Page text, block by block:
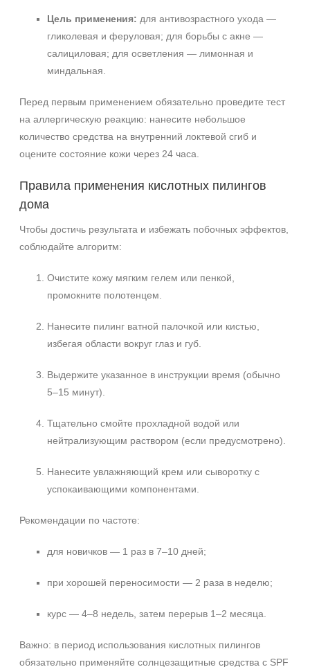
Цель применения: для антивозрастного ухода —
гликолевая и феруловая; для борьбы с акне —
салициловая; для осветления — лимонная и
миндальная.
Перед первым применением обязательно проведите тест
на аллергическую реакцию: нанесите небольшое
количество средства на внутренний локтевой сгиб и
оцените состояние кожи через 24 часа.
Правила применения кислотных пилингов
дома
Чтобы достичь результата и избежать побочных эффектов,
соблюдайте алгоритм:
Очистите кожу мягким гелем или пенкой,
промокните полотенцем.
Нанесите пилинг ватной палочкой или кистью,
избегая области вокруг глаз и губ.
Выдержите указанное в инструкции время (обычно
5–15 минут).
Тщательно смойте прохладной водой или
нейтрализующим раствором (если предусмотрено).
Нанесите увлажняющий крем или сыворотку с
успокаивающими компонентами.
Рекомендации по частоте:
для новичков — 1 раз в 7–10 дней;
при хорошей переносимости — 2 раза в неделю;
курс — 4–8 недель, затем перерыв 1–2 месяца.
Важно: в период использования кислотных пилингов
обязательно применяйте солнцезащитные средства с SPF